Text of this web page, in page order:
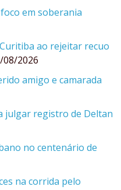
em soberania
ao rejeitar recuo
08/2026
amigo e camarada
julgar registro de Deltan
no centenário de
na corrida pelo